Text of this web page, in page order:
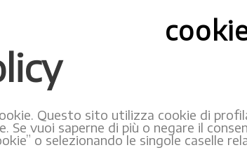
Questo sito utilizza cookie di
Se vuoi saperne di più o negare il
o selezionando le singole caselle